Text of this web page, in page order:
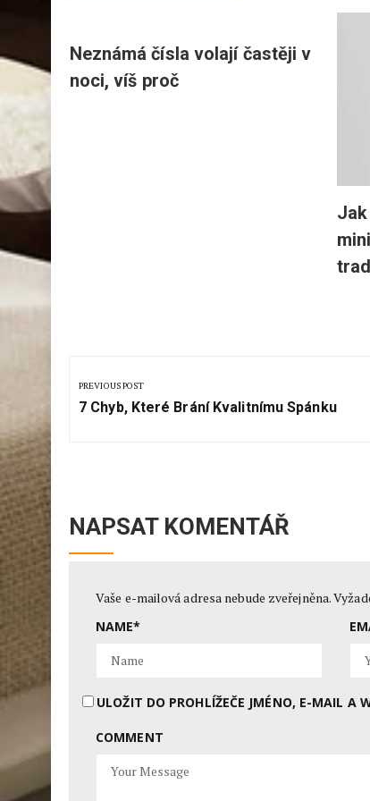
v
Neznámá čísla volají častěji v
noci, víš proč
pro
příspěvek
PREVIOUS POST
Previous
7 Chyb, Které Brání Kvalitnímu Spánku
NAPSAT KOMENTÁŘ
Vaše e-mailová adresa nebude zveřejněna.
NAME*
ULOŽIT DO PROHLÍŽEČE JMÉNO, E-MAIL A
COMMENT